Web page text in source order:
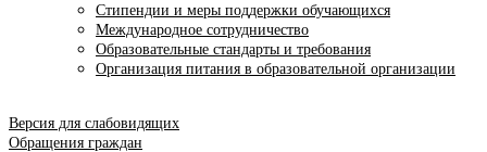
Стипендии и меры поддержки обучающихся
Международное сотрудничество
Образовательные стандарты и требования
Организация питания в образовательной организации
Версия для слабовидящих
Обращения граждан